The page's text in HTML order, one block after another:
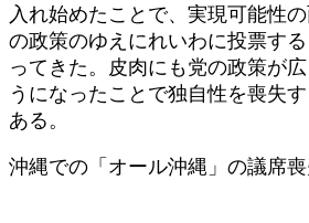
入れ始めたことで、実現可能性
の政策のゆえにれいわに投票す
ってきた。皮肉にも党の政策が
うになったことで独自性を喪失
ある。
沖縄での「オール沖縄」の議席